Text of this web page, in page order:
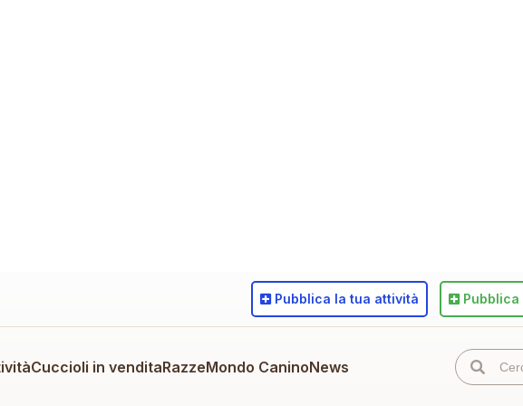
Cuccioli in venditaRazzeMondo CaninoNews
Pubblica la tua attività Pubblica